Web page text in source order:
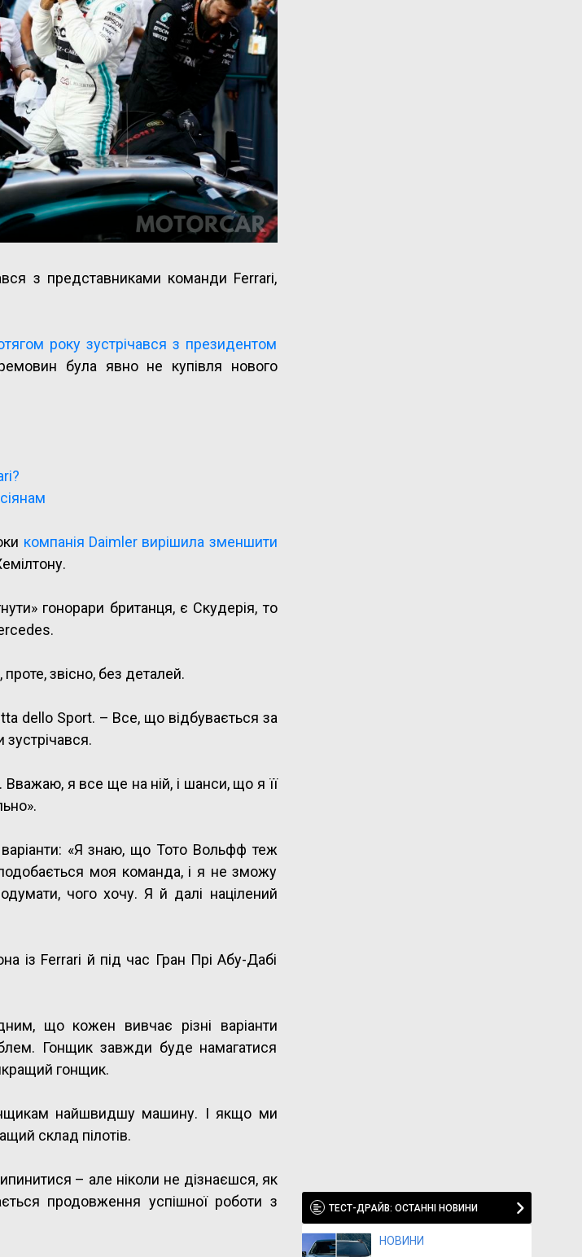
з представниками команди Ferrari,
року зустрічався з президентом
була явно не купівля нового
компанія Daimler вирішила зменшити
гонорари британця, є Скудерія, то
звісно, без деталей.
dello Sport. – Все, що відбувається за
Вважаю, я все ще на ній, і шанси, що я її
варіанти: «Я знаю, що Тото Вольфф теж
моя команда, і я не зможу
чого хочу. Я й далі націлений
із Ferrari й під час Гран Прі Абу-Дабі
що кожен вивчає різні варіанти
Гонщик завжди буде намагатися
гонщик.
найшвидшу машину. І якщо ми
склад пілотів.
– але ніколи не дізнаєшся, як
продовження успішної роботи з
ТЕСТ-ДРАЙВ: ОСТАННІ НОВИНИ
НОВИНИ